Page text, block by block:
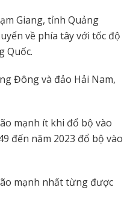
Giang, tỉnh Quảng
về phía tây với tốc độ
Quốc.
Đông và đảo Hải Nam,
mạnh ít khi đổ bộ vào
đến năm 2023 đổ bộ vào
mạnh nhất từng được